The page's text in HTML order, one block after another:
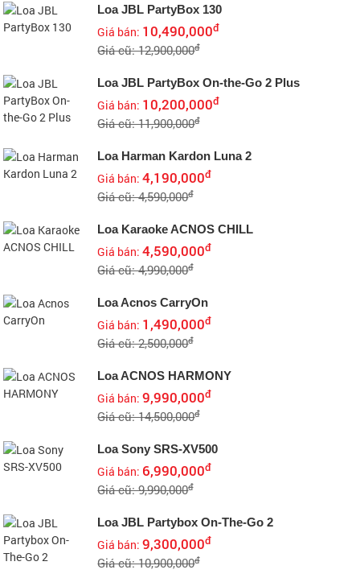
Loa JBL PartyBox 130
Giá bán: 10,490,000đ
Giá cũ: 12,900,000đ
Loa JBL PartyBox On-the-Go 2 Plus
Giá bán: 10,200,000đ
Giá cũ: 11,900,000đ
Loa Harman Kardon Luna 2
Giá bán:4,190,000đ
Giá cũ: 4,590,000đ
Loa Karaoke ACNOS CHILL
Giá bán:4,590,000đ
Giá cũ: 4,990,000đ
Loa Acnos CarryOn
Giá bán: 1,490,000đ
Giá cũ: 2,500,000đ
Loa ACNOS HARMONY
Giá bán:9,990,000đ
Giá cũ: 14,500,000đ
Loa Sony SRS-XV500
Giá bán: 6,990,000đ
Giá cũ: 9,990,000đ
Loa JBL Partybox On-The-Go 2
Giá bán:9,300,000đ
Giá cũ: 10,900,000đ